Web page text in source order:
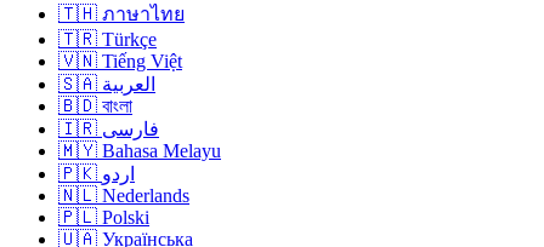
🇹🇭 ภาษาไทย
🇹🇷 Türkçe
🇻🇳 Tiếng Việt
🇸🇦 العربية
🇧🇩 বাংলা
🇮🇷 فارسی
🇲🇾 Bahasa Melayu
🇵🇰 اردو
🇳🇱 Nederlands
🇵🇱 Polski
🇺🇦 Українська